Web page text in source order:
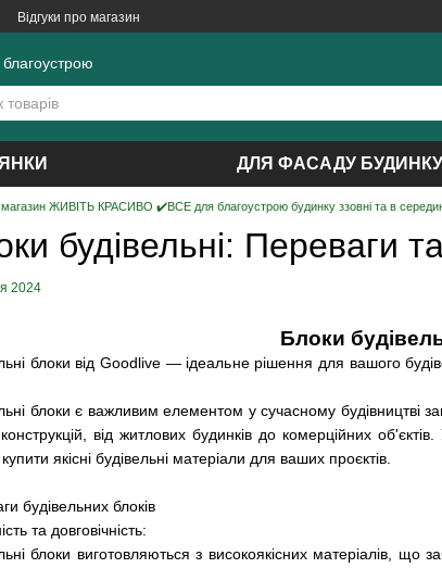
Відгуки про магазин
ДЛЯ ФАСАДУ БУДИНКУ
магазин ЖИВІТЬ КРАСИВО ✔️ВСЕ для благоустрою будинку ззовні та в
будівельні: Переваги
2024
Блоки
блоки від Goodlive — ідеальне рішення для вашого
блоки є важливим елементом у сучасному будівництві
конструкцій, від житлових будинків до комерційних
якісні будівельні матеріали для ваших проєктів.
будівельних блоків
та довговічність:
блоки виготовляються з високоякісних матеріалів, що